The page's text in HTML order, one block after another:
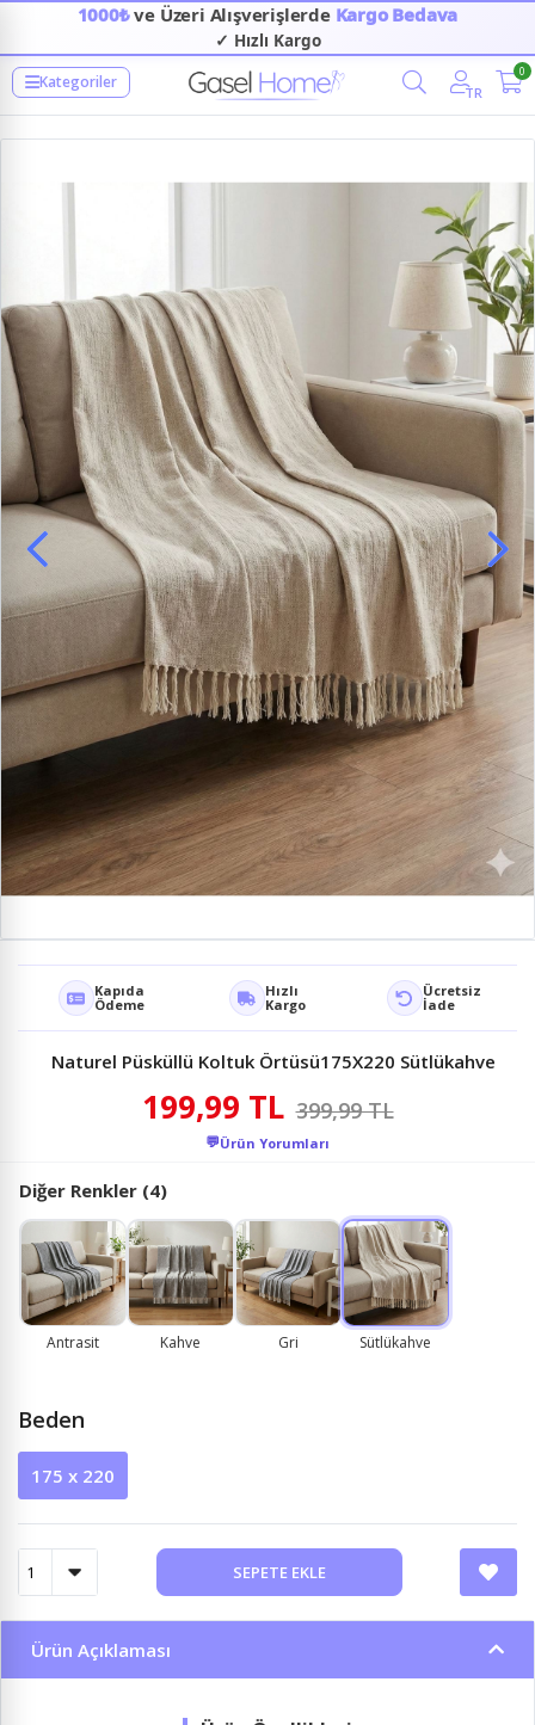
1000₺ve Üzeri Alışverişlerde Kargo Bedava
✓ Hızlı Kargo
Kategoriler
TR
0
Kapıda
Ödeme
Hızlı
Kargo
Ücretsiz
İade
Naturel Püsküllü Koltuk Örtüsü175X220 Sütlükahve
199,99 TL 399,99 TL
💬Ürün Yorumları
Diğer Renkler (4)
Antrasit Kahve Gri Sütlükahve
Beden
175 x 220
SEPETE EKLE
Ürün Açıklaması